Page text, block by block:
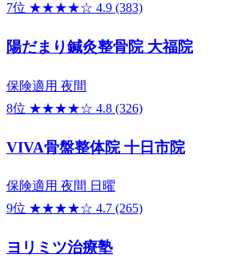
7位 ★★★★☆ 4.9 (383)
陽だまり鍼灸整骨院 大福院
保険適用 夜間
8位 ★★★★☆ 4.8 (326)
VIVA骨盤整体院 十日市院
保険適用 夜間 日曜
9位 ★★★★☆ 4.7 (265)
ヨリミツ治療塾